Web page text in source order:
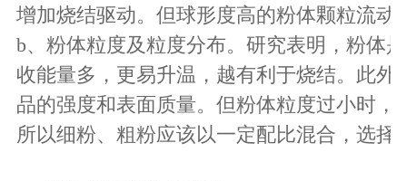
增加烧结驱动。但球形度高的粉体颗粒流
b、粉体粒度及粒度分布。研究表明，粉体
收能量多，更易升温，越有利于烧结。此
品的强度和表面质量。但粉体粒度过小时
所以细粉、粗粉应该以一定配比混合，选